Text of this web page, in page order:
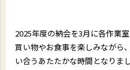
2025年度の納会を3月に各作業室
買い物やお食事を楽しみながら
い合うあたたかな時間となりまし